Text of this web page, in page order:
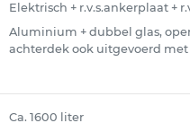
Elektrisch + r.v.s.ankerplaat +
Aluminium + dubbel glas,
achterdek ook uitgevoerd
Ca. 1600 liter